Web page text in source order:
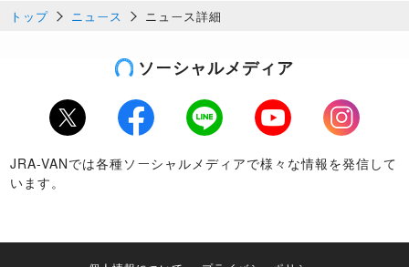
トップ ニュース ニュース詳細
ソーシャルメディア
Twitter Facebook LINE Youtube
Instagram
JRA-VANでは各種ソーシャルメディアで様々な情報を発信して
います。